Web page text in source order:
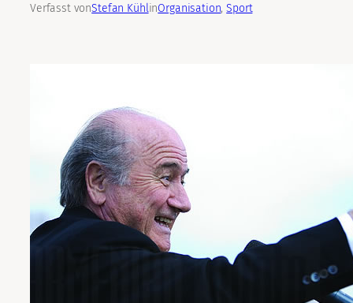
Verfasst vonStefan KühlinOrganisation, Sport